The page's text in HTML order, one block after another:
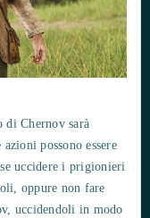
Chernov sarà
possono essere
uccidere i prigionieri
oppure non fare
uccidendoli in modo